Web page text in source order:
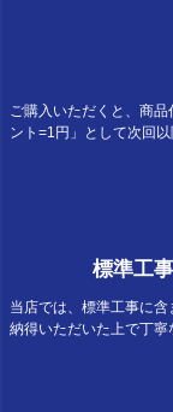
ご購入いただくと、商
ント=1円」として次回
標準工
当店では、標準工事に
納得いただいた上で丁寧